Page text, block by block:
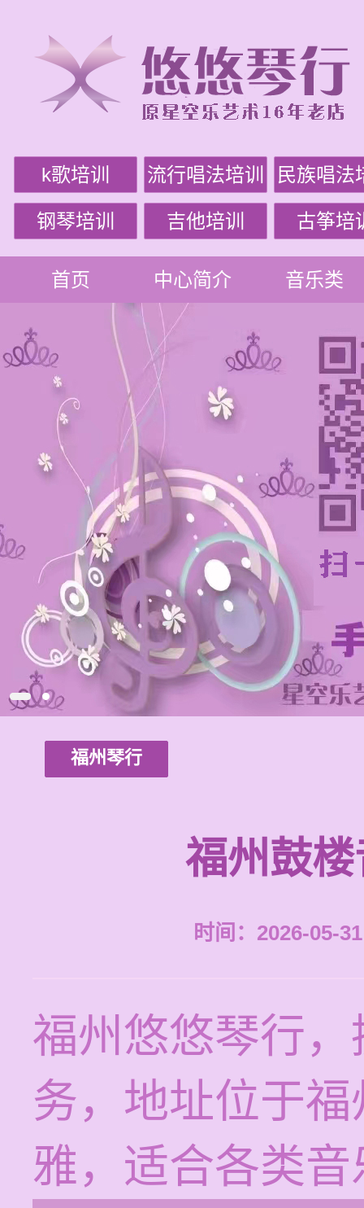
k歌培训 流行唱法培训 民族唱法
钢琴培训 吉他培训 古筝培
首页 中心简介 音乐类
福州琴行
福州鼓
时间：2026-05-
福州悠悠琴行
务，地址位于
雅，适合各类